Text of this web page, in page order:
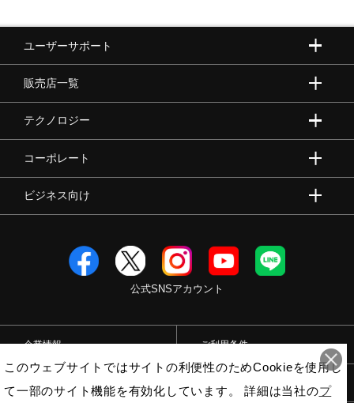
バドミントン
陸上競技
卓球
ソフトボール
柔道
ワーキング
ユーザーサポート
販売店一覧
テクノロジー
コーポレート
ビジネス向け
公式SNSアカウント
企業情報 ご利用条件
このウェブサイトではサイトの利便性のためCookieを使用し
て一部のサイト機能を有効化しています。 詳細は当社のプ